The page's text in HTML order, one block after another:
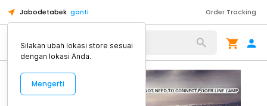
Jabodetabek ganti Order Tracking
Alat Kopi
Silakan ubah lokasi store sesuai
dengan lokasi Anda.
Mengerti